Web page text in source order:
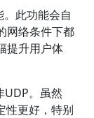
。此功能会自
网络条件下都
提升用户体
UDP。虽然
性更好，特别